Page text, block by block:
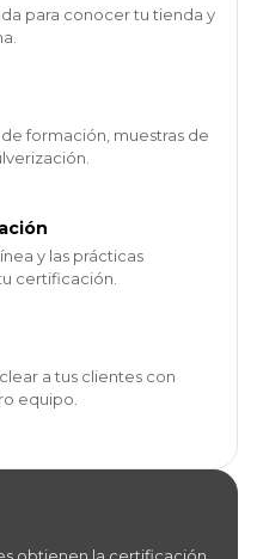
para conocer tu tienda y
formación, muestras de
y las prácticas
certificación.
a tus clientes con
equipo.